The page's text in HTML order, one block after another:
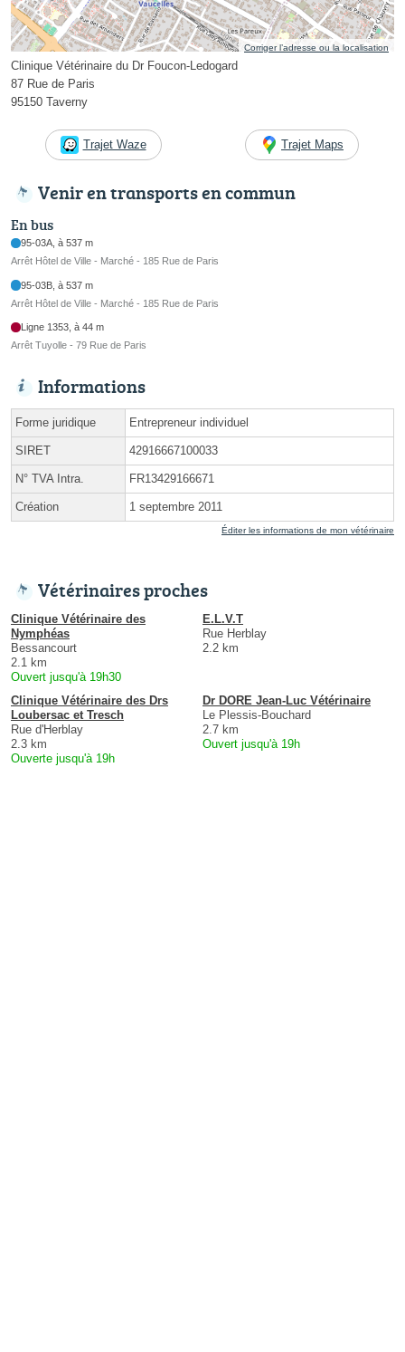
Corriger l’adresse ou la localisation
Clinique Vétérinaire du Dr Foucon-Ledogard
87 Rue de Paris
95150 Taverny
Trajet Waze Trajet Maps
Venir en transports en commun
En bus
95-03A, à 537 m
Arrêt Hôtel de Ville - Marché - 185 Rue de Paris
95-03B, à 537 m
Arrêt Hôtel de Ville - Marché - 185 Rue de Paris
Ligne 1353, à 44 m
Arrêt Tuyolle - 79 Rue de Paris
Informations
Forme juridique Entrepreneur individuel
SIRET 42916667100033
N° TVA Intra. FR13429166671
Création 1 septembre 2011
Éditer les informations de mon vétérinaire
Vétérinaires proches
Clinique Vétérinaire des
Nymphéas
Bessancourt
2.1 km
Ouvert jusqu'à 19h30
E.L.V.T
Rue Herblay
2.2 km
Clinique Vétérinaire des Drs
Loubersac et Tresch
Rue d'Herblay
2.3 km
Ouverte jusqu'à 19h
Dr DORE Jean-Luc Vétérinaire
Le Plessis-Bouchard
2.7 km
Ouvert jusqu'à 19h